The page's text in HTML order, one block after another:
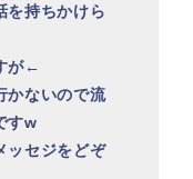
を持ちかけら
が←
かないので流
すw
ッセジをどぞ